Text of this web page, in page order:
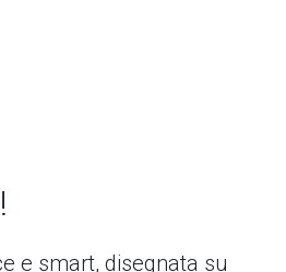
e smart, disegnata su